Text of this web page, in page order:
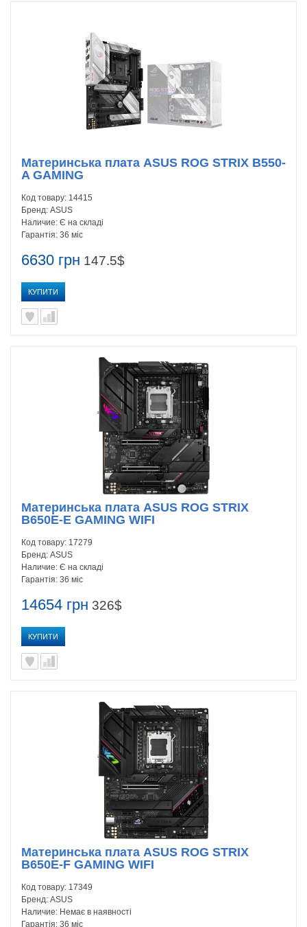
6630 грн 147.5$
КУПИТИ
Материнська плата ASUS ROG STRIX B550-
A GAMING
Код товару: 14415
Бренд: ASUS
Наличие: Є на складі
Гарантія: 36 міс
14654 грн 326$
КУПИТИ
Материнська плата ASUS ROG STRIX
B650E-E GAMING WIFI
Код товару: 17279
Бренд: ASUS
Наличие: Є на складі
Гарантія: 36 міс
Материнська плата ASUS ROG STRIX
B650E-F GAMING WIFI
Код товару: 17349
Бренд: ASUS
Наличие: Немає в наявності
Гарантія: 36 міс